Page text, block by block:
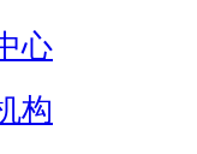
心
构